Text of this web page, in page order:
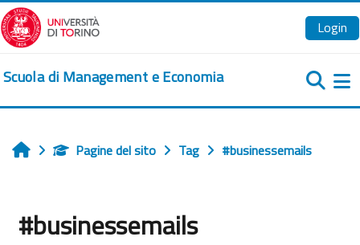
Vai al contenuto principale
Login
Scuola di Management e Economia
HomePagine del sito Tag #businessemails
#businessemails